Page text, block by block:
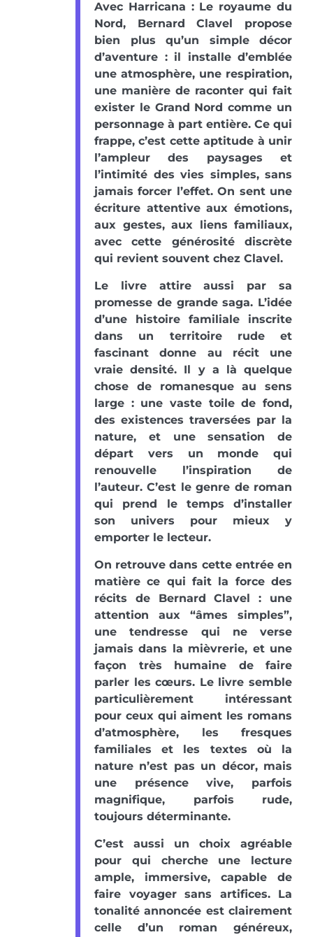
Avec Harricana : Le royaume du
Nord, Bernard Clavel propose
bien plus qu’un simple décor
d’aventure : il installe d’emblée
une atmosphère, une respiration,
une manière de raconter qui fait
exister le Grand Nord comme un
personnage à part entière. Ce qui
frappe, c’est cette aptitude à unir
l’ampleur des paysages et
l’intimité des vies simples, sans
jamais forcer l’effet. On sent une
écriture attentive aux émotions,
aux gestes, aux liens familiaux,
avec cette générosité discrète
qui revient souvent chez Clavel.
Le livre attire aussi par sa
promesse de grande saga. L’idée
d’une histoire familiale inscrite
dans un territoire rude et
fascinant donne au récit une
vraie densité. Il y a là quelque
chose de romanesque au sens
large : une vaste toile de fond,
des existences traversées par la
nature, et une sensation de
départ vers un monde qui
renouvelle l’inspiration de
l’auteur. C’est le genre de roman
qui prend le temps d’installer
son univers pour mieux y
emporter le lecteur.
On retrouve dans cette entrée en
matière ce qui fait la force des
récits de Bernard Clavel : une
attention aux “âmes simples”,
une tendresse qui ne verse
jamais dans la mièvrerie, et une
façon très humaine de faire
parler les cœurs. Le livre semble
particulièrement intéressant
pour ceux qui aiment les romans
d’atmosphère, les fresques
familiales et les textes où la
nature n’est pas un décor, mais
une présence vive, parfois
magnifique, parfois rude,
toujours déterminante.
C’est aussi un choix agréable
pour qui cherche une lecture
ample, immersive, capable de
faire voyager sans artifices. La
tonalité annoncée est clairement
celle d’un roman généreux,